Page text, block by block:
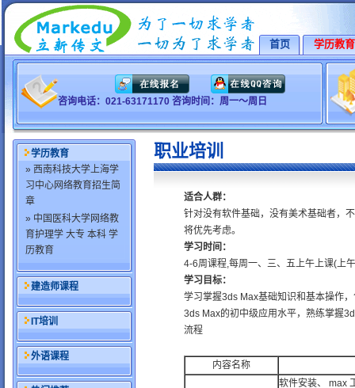
首页 学历教育
咨询电话：021-63171170 咨询时间：周一～周日
学历教育
» 西南科技大学上海学
习中心网络教育招生简
章
» 中国医科大学网络教
育护理学 大专 本科 学
历教育
建造师课程
IT培训
外语课程
职业培训
适合人群：
针对没有软件基础，没有美术基础者，
将优先考虑。
学习时间：
4-6周课程,每周一、三、五上午上课(上
学习目标：
学习掌握3ds Max基础知识和基本操作
3ds Max的初中级应用水平，熟练掌握
流程
内容名称
软件安装、 max